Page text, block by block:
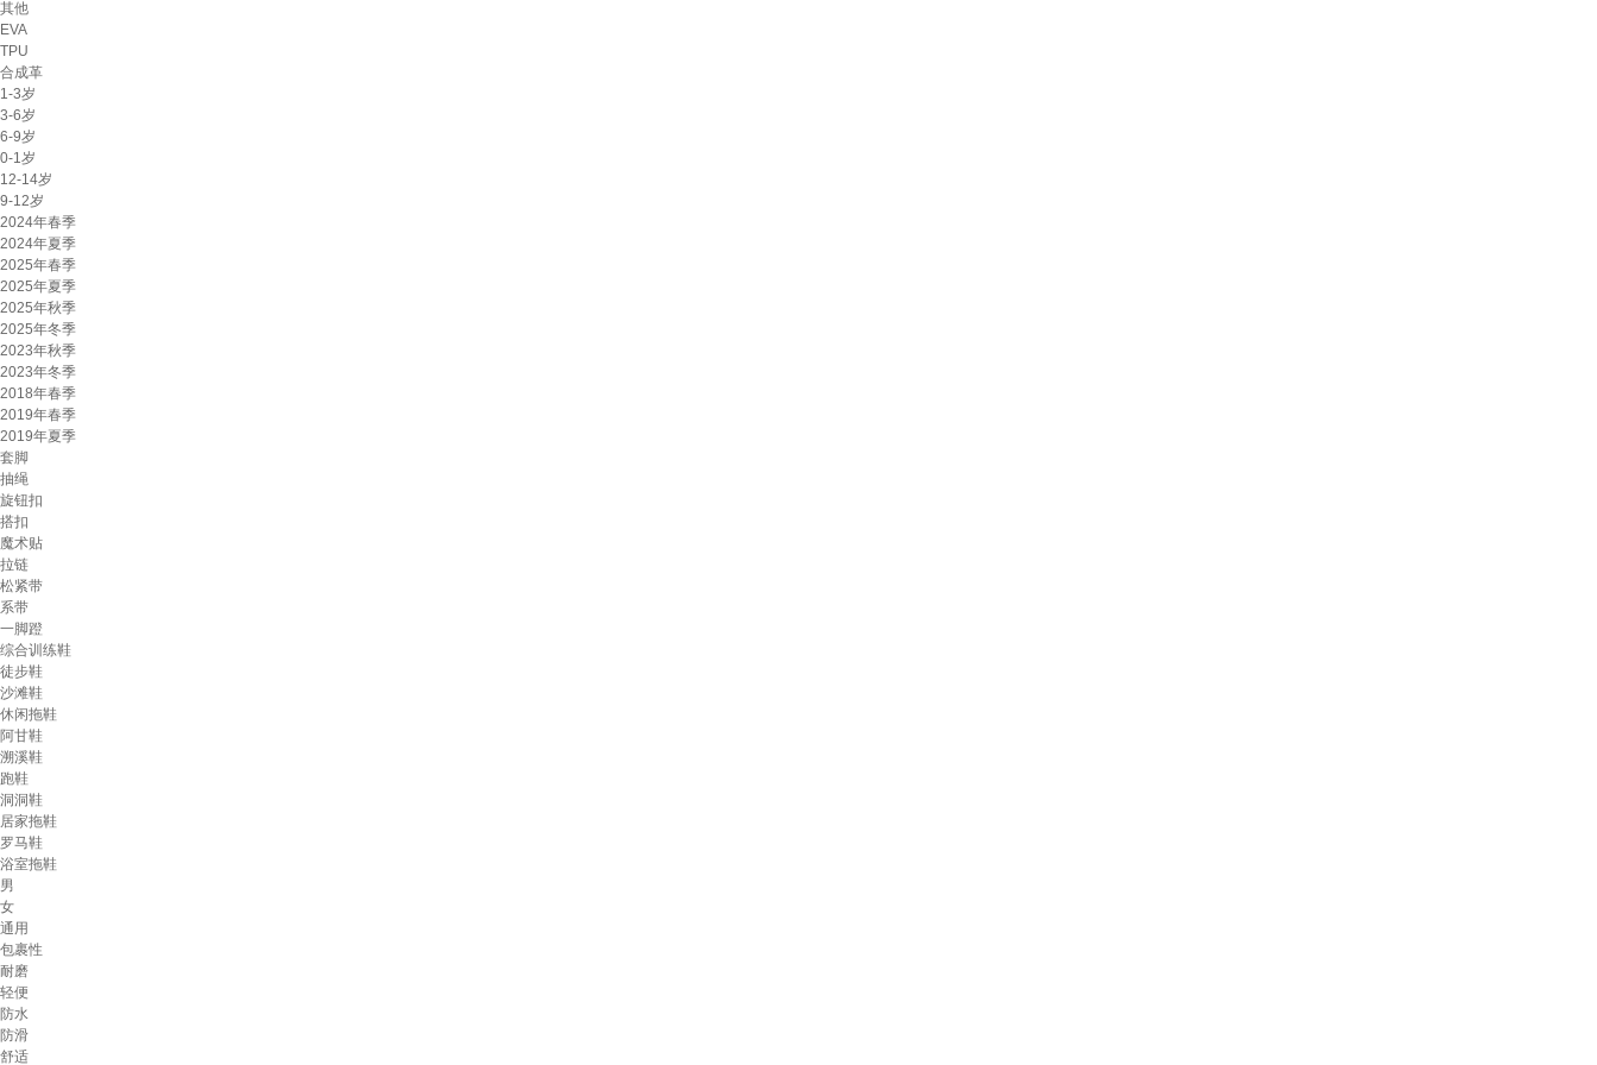
其他
EVA
TPU
合成革
1-3岁
3-6岁
6-9岁
0-1岁
12-14岁
9-12岁
2024年春季
2024年夏季
2025年春季
2025年夏季
2025年秋季
2025年冬季
2023年秋季
2023年冬季
2018年春季
2019年春季
2019年夏季
套脚
抽绳
旋钮扣
搭扣
魔术贴
拉链
松紧带
系带
一脚蹬
综合训练鞋
徒步鞋
沙滩鞋
休闲拖鞋
阿甘鞋
溯溪鞋
跑鞋
洞洞鞋
居家拖鞋
罗马鞋
浴室拖鞋
男
女
通用
包裹性
耐磨
轻便
防水
防滑
舒适